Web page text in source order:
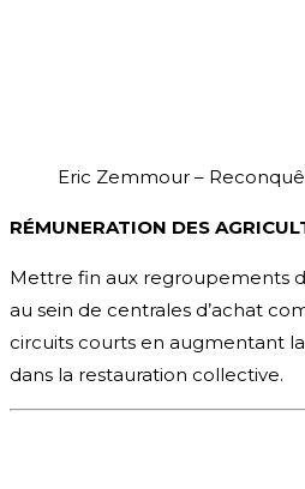
Eric Zemmour –
RÉMUNERATION DES
Mettre fin aux regroupements
au sein de centrales d’achat
circuits courts en augmentant
dans la restauration collective.